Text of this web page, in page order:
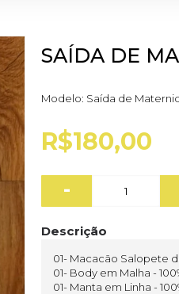
SAÍDA DE
Modelo: Saída de
R$180,00
-
Descrição
01- Macacão Salopete
01- Body em Malha -
01- Manta em Linha -